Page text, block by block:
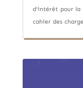
d'intérêt pour la
cahier des